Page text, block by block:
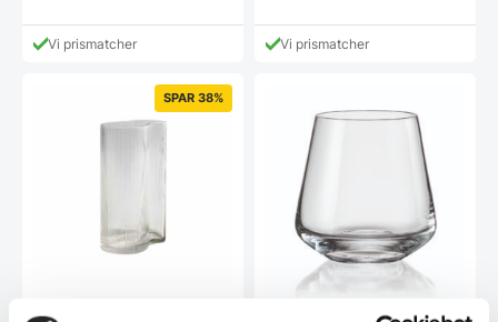
Vi prismatcher Vi prismatcher
SPAR 38%